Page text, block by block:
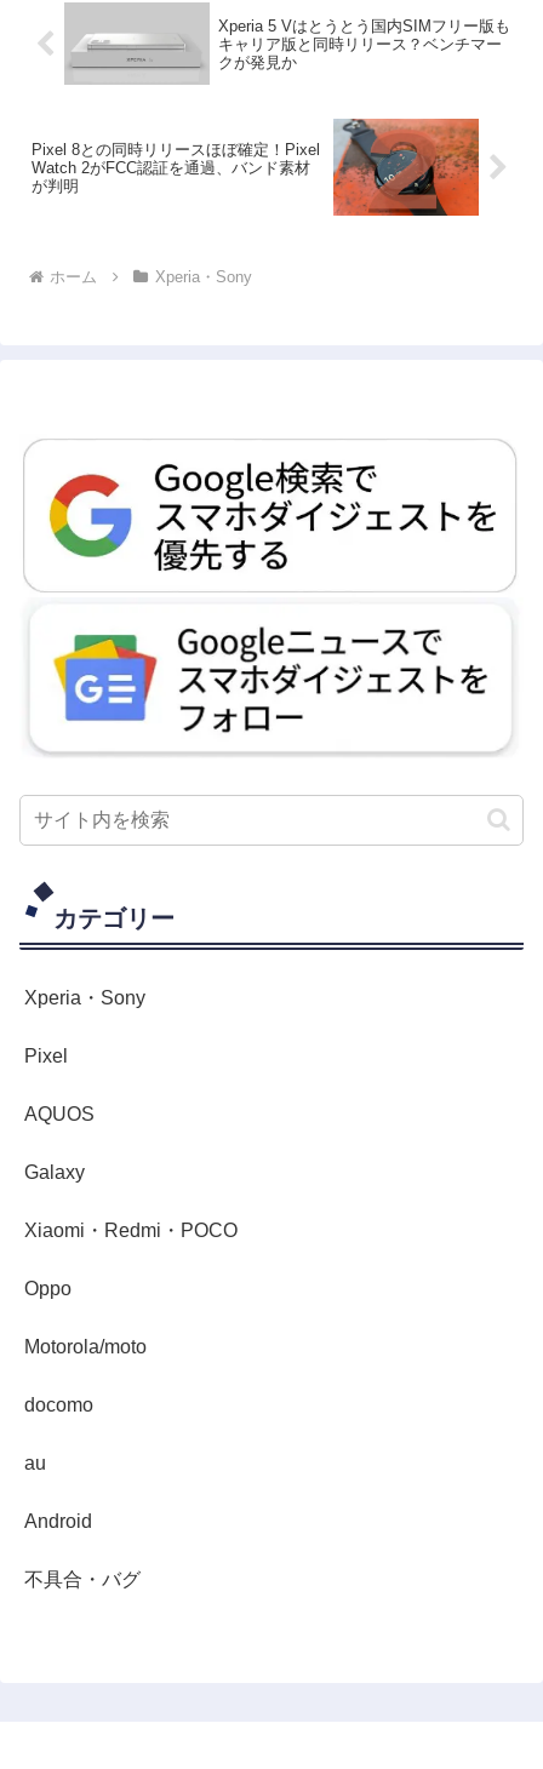
Xperia 5 Vはとうとう国内SIMフリー版も
キャリア版と同時リリース？ベンチマー
クが発見か
Pixel 8との同時リリースほぼ確定！Pixel
Watch 2がFCC認証を通過、バンド素材
が判明
ホーム Xperia・Sony
カテゴリー
Xperia・Sony
Pixel
AQUOS
Galaxy
Xiaomi・Redmi・POCO
Oppo
Motorola/moto
docomo
au
Android
不具合・バグ